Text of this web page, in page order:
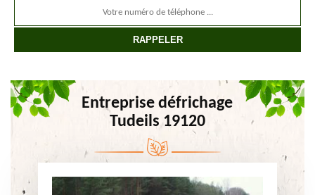
Entreprise défrichage
Tudeils 19120